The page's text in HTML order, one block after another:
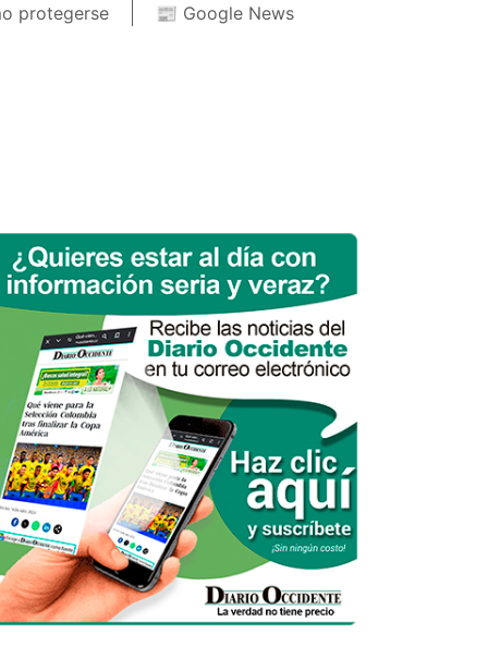
protegerse 📰 Google News